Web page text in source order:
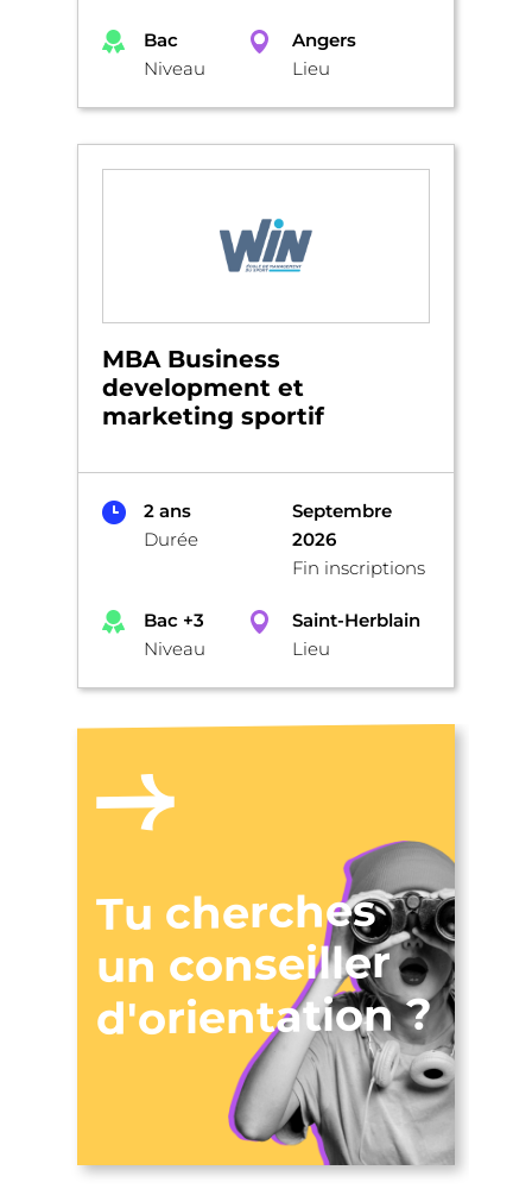
Bac
Niveau
Angers
Lieu
MBA Business
development et
marketing sportif
2 ans
Durée
Septembre
2026
Fin inscriptions
Bac +3
Niveau
Saint-Herblain
Lieu
Tu cherches
un conseiller
d'orientation ?